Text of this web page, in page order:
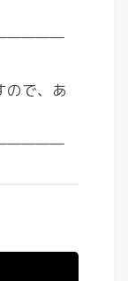
ので、あ